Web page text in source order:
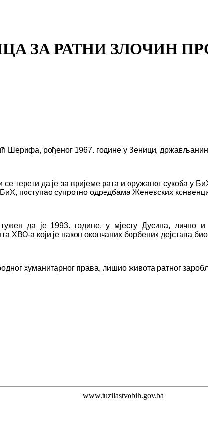
ЗА РАТНИ ЗЛОЧИН
Шерифа, рођеног 1967. године у Зеници,
се терети да је за вријеме рата и оружаног сукоба у
поступао супротно одредбама Женевских
да је 1993. године, у мјесту Дусина, лично и
ХВО-а који је након окончаних борбених дејстава
хуманитарног права, лишио живота ратног
www.tuzilastvobih.gov.ba